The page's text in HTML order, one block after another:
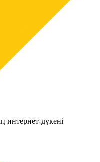
интернет-дүкені